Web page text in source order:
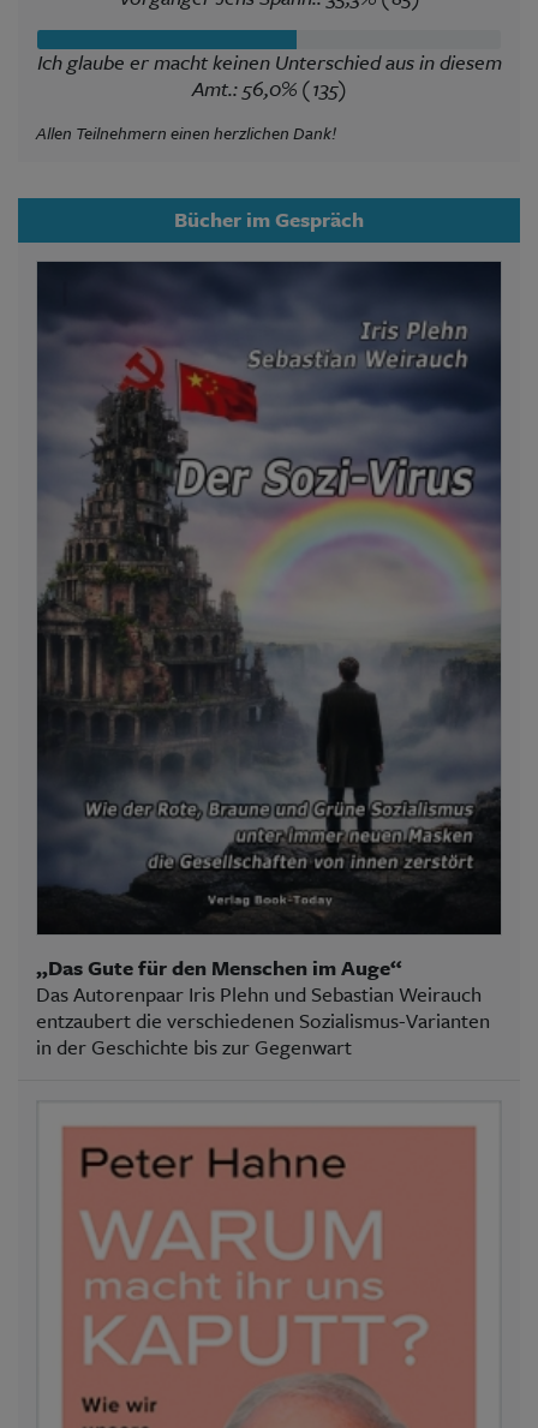
Ich glaube er macht keinen Unterschied aus in diesem
Amt.: 56,0% (135)
Allen Teilnehmern einen herzlichen Dank!
Bücher im Gespräch
„Das Gute für den Menschen im Auge“
Das Autorenpaar Iris Plehn und Sebastian Weirauch
entzaubert die verschiedenen Sozialismus-Varianten
in der Geschichte bis zur Gegenwart